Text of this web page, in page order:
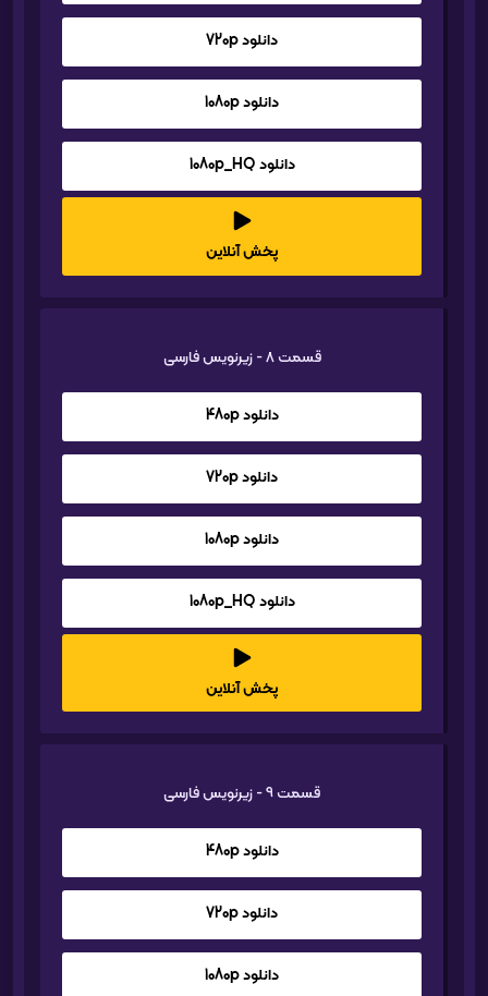
دانلود 720p
دانلود 1080p
دانلود 1080p_HQ
پخش آنلاین
قسمت 8 - زیرنویس فارسی
دانلود 480p
دانلود 720p
دانلود 1080p
دانلود 1080p_HQ
پخش آنلاین
قسمت 9 - زیرنویس فارسی
دانلود 480p
دانلود 720p
دانلود 1080p